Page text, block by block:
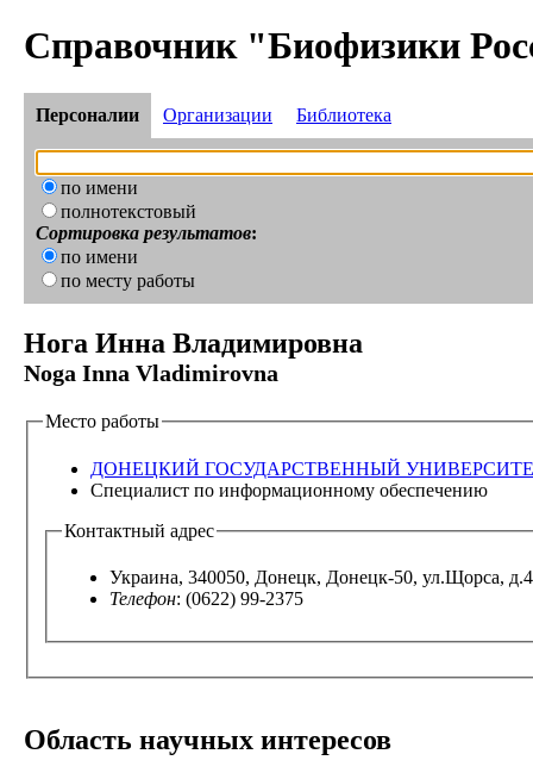
Справочник "Биофизики
Персоналии Организации Библиотека
по имени
полнотекстовый
Сортировка результатов:
по имени
по месту работы
Нога Инна Владимировна
Noga Inna Vladimirovna
Место работы
ДОНЕЦКИЙ ГОСУДАРСТВЕННЫЙ
Специалист по информационному обеспечению
Контактный адрес
Украина, 340050, Донецк, Донецк-50, ул.Щорса,
Телефон: (0622) 99-2375
Область научных интересов